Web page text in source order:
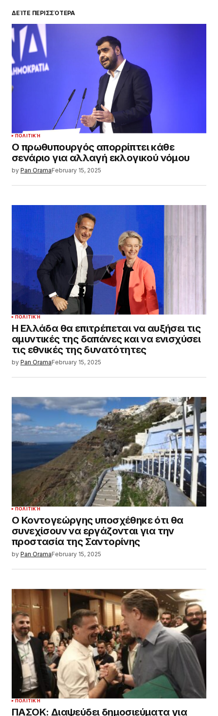
ΔΕΊΤΕ ΠΕΡΙΣΣΌΤΕΡΑ
ΠΟΛΙΤΙΚΉ
Ο πρωθυπουργός απορρίπτει κάθε
σενάριο για αλλαγή εκλογικού νόμου
by Pan OramaFebruary 15, 2025
ΠΟΛΙΤΙΚΉ
Η Ελλάδα θα επιτρέπεται να αυξήσει τις
αμυντικές της δαπάνες και να ενισχύσει
τις εθνικές της δυνατότητες
by Pan OramaFebruary 15, 2025
ΠΟΛΙΤΙΚΉ
Ο Κοντογεώργης υποσχέθηκε ότι θα
συνεχίσουν να εργάζονται για την
προστασία της Σαντορίνης
by Pan OramaFebruary 15, 2025
ΠΟΛΙΤΙΚΉ
ΠΑΣΟΚ: Διαψεύδει δημοσιεύματα για